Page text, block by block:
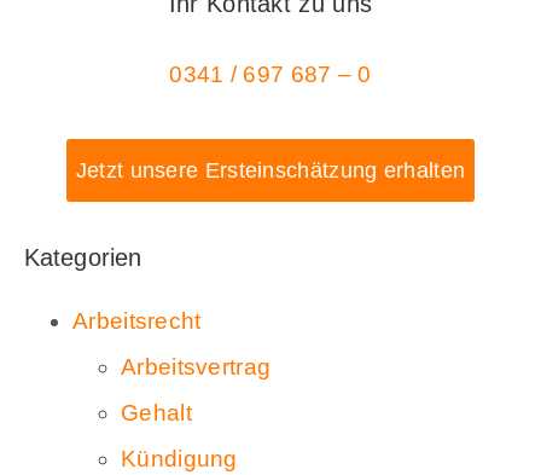
0341 / 697 687 – 0
Jetzt unsere Ersteinschätzung erhalten
Kategorien
Arbeitsrecht
Arbeitsvertrag
Gehalt
Kündigung